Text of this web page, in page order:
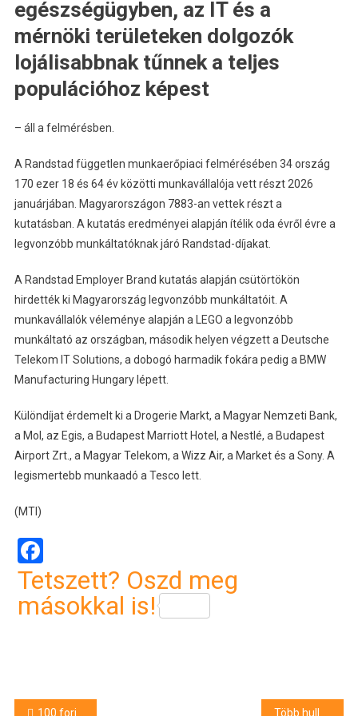
egészségügyben, az IT és a
mérnöki területeken dolgozók
lojálisabbnak tűnnek a teljes
populációhoz képest
– áll a felmérésben.
A Randstad független munkaerőpiaci felmérésében 34 ország
170 ezer 18 és 64 év közötti munkavállalója vett részt 2026
januárjában. Magyarországon 7883-an vettek részt a
kutatásban. A kutatás eredményei alapján ítélik oda évről évre a
legvonzóbb munkáltatóknak járó Randstad-díjakat.
A Randstad Employer Brand kutatás alapján csütörtökön
hirdették ki Magyarország legvonzóbb munkáltatóit. A
munkavállalók véleménye alapján a LEGO a legvonzóbb
munkáltató az országban, második helyen végzett a Deutsche
Telekom IT Solutions, a dobogó harmadik fokára pedig a BMW
Manufacturing Hungary lépett.
Különdíjat érdemelt ki a Drogerie Markt, a Magyar Nemzeti Bank,
a Mol, az Egis, a Budapest Marriott Hotel, a Nestlé, a Budapest
Airport Zrt., a Magyar Telekom, a Wizz Air, a Market és a Sony. A
legismertebb munkaadó a Tesco lett.
(MTI)
Facebook
Tetszett? Oszd meg
másokkal is!
100 forint egy telek – új kedvezményes lakhatási program indul Hajdúnánáson